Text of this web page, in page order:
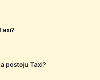
postoju Taxi?